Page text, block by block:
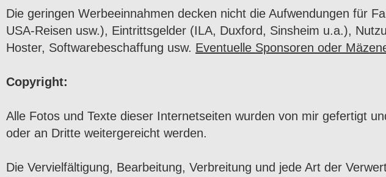
Die geringen Werbeeinnahmen decken nicht die Aufwendungen für
USA-Reisen usw.), Eintrittsgelder (ILA, Duxford, Sinsheim u.a.),
Hoster, Softwarebeschaffung usw. Eventuelle Sponsoren oder Mäzen
Copyright:
Alle Fotos und Texte dieser Internetseiten wurden von mir gefertigt
oder an Dritte weitergereicht werden.
Die Vervielfältigung, Bearbeitung, Verbreitung und jede Art der